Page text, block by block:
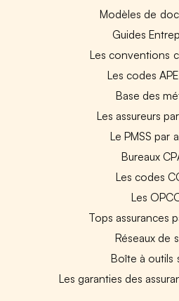
Modèles de
Guides
Les conventions
Les codes
Base des
Les assureurs
Le PMSS par
Bureaux
Les codes
Les
Tops assurances
Réseaux de
Boîte à outils
Les garanties des